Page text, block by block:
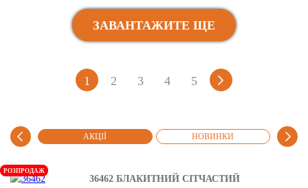
ЗАВАНТАЖИТЕ ЩЕ
1 2 3 4 5
АКЦІЇ НОВИНКИ
36462 БЛАКИТНИЙ СІТЧАСТИЙ
РОЗПРОДАЖ